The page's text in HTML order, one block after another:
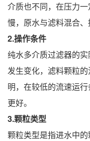
介质也不同，在压力
慢，原水与滤料混合、
2.操作条件
纯水多介质过滤器的
发生变化，滤料颗粒
明，在较低的流速运
更好。
3.颗粒类型
颗粒类型是指进水中